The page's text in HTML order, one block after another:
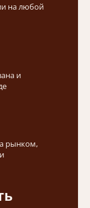
на любой
и
рынком,